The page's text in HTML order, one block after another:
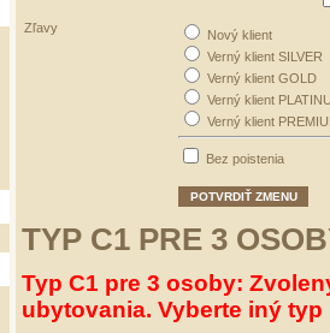
Zľavy
Nový klient
Verný klient SILVER
Verný klient GOLD
Verný klient
Verný klient
Bez poistenia
POTVRDIŤ ZMENU
TYP C1 PRE 3
Typ C1 pre 3 osoby:
ubytovania. Vyberte iný typ